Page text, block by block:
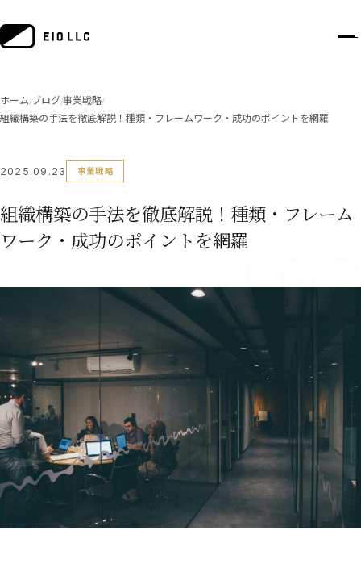
ホーム/ブログ/事業戦略/
組織構築の手法を徹底解説！種類・フレームワーク・成功のポイントを網羅
2025.09.23 事業戦略
組織構築の手法を徹底解説！種類・フレーム
ワーク・成功のポイントを網羅